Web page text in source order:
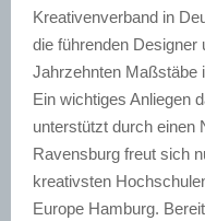
Kreativenverband in
die führenden Designer
Jahrzehnten Maßstäbe
Ein wichtiges Anliegen
unterstützt durch einen
Ravensburg freut sich
kreativsten
Europe Hamburg.